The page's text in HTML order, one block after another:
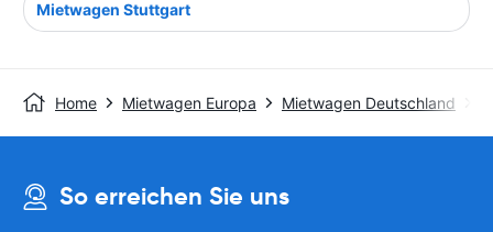
Mietwagen Stuttgart
Home Mietwagen Europa Mietwagen Deutschland
So erreichen Sie uns